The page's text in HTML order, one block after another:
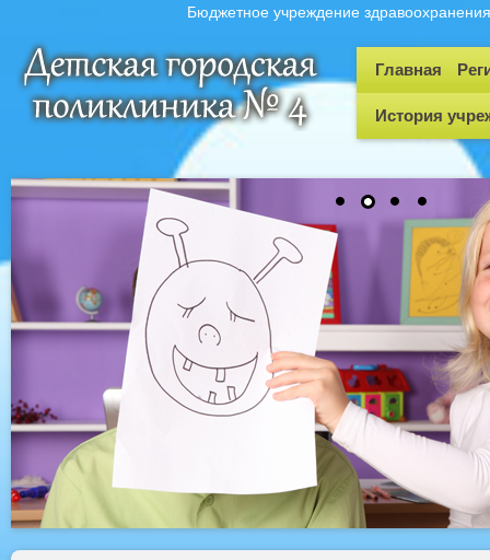
Бюджетное учреждение
Главная
История